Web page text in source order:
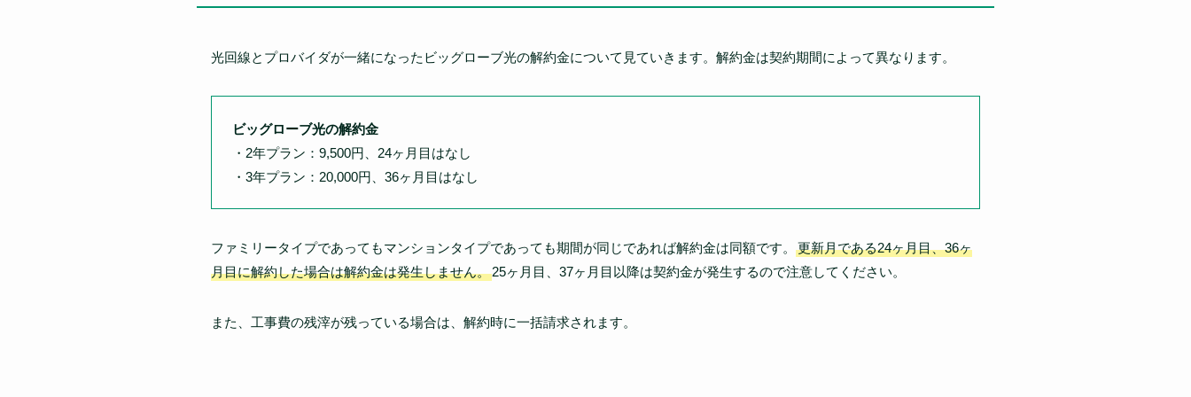
光回線とプロバイダが一緒になったビッグローブ光の解約金について見ていきます。解約金は契約期間によって異なります。
ビッグローブ光の解約金
・2年プラン：9,500円、24ヶ月目はなし
・3年プラン：20,000円、36ヶ月目はなし
ファミリータイプであってもマンションタイプであっても期間が同じであれば解約金は同額です。
更新月である24ヶ月目、36ヶ
月目に解約した場合は解約金は発生しません。25ヶ月目、37ヶ月目以降は契約金が発生するので注意してください。
また、工事費の残滓が残っている場合は、解約時に一括請求されます。